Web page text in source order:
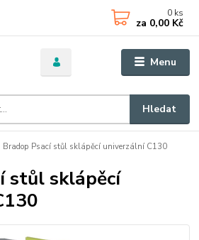
Menu
Hledat
0 ks
za 0,00 Kč
Bradop Psací stůl sklápěcí univerzální C130
stůl sklápěcí